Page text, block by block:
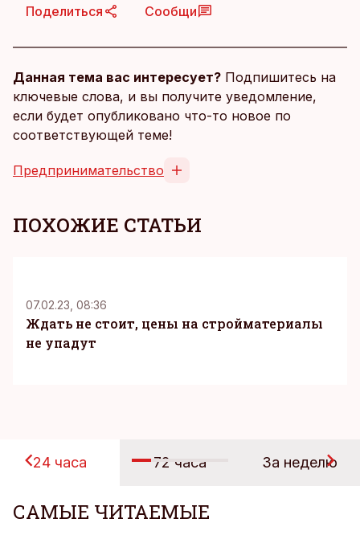
Поделиться Сообщи
Данная тема вас интересует? Подпишитесь на
ключевые слова, и вы получите уведомление,
если будет опубликовано что-то новое по
соответствующей теме!
Предпринимательство
ПОХОЖИЕ СТАТЬИ
07.02.23, 08:36
Ждать не стоит, цены на стройматериалы
не упадут
24 часа 72 часа За неделю
САМЫЕ ЧИТАЕМЫЕ